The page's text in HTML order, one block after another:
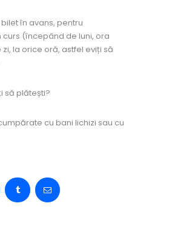
în avans, pentru
(începând de luni, ora
zi, la orice oră, astfel eviți să
să plătești?
cu bani lichizi sau cu